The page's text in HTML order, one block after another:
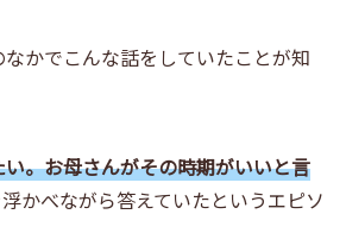
かでこんな話をしていたことが知
。お母さんがその時期がいいと言
かべながら答えていたというエピソ